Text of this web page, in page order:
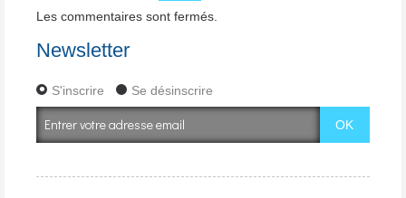
Les commentaires sont fermés.
Newsletter
S'inscrire Se désinscrire